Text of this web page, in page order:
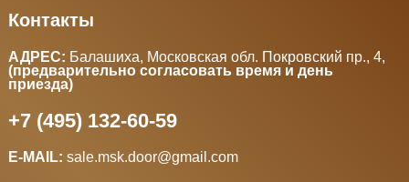
Контакты
АДРЕС: Балашиха, Московская обл. Покровский пр., 4,
(предварительно согласовать время и день
приезда)
+7 (495) 132-60-59
E-MAIL: sale.msk.door@gmail.com